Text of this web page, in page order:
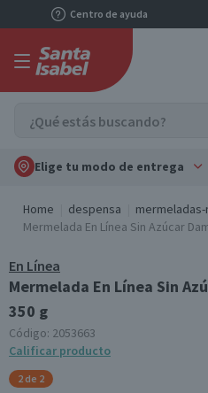
Centro de ayuda
Elige tu modo de entrega
Home despensa
Mermelada En Línea Sin Azúcar
En Línea
Mermelada En Línea Sin
350 g
Código: 2053663
Calificar producto
2 de 2